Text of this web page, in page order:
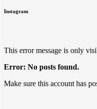
Instagram
This error message is only
Error: No posts found.
Make sure this account has